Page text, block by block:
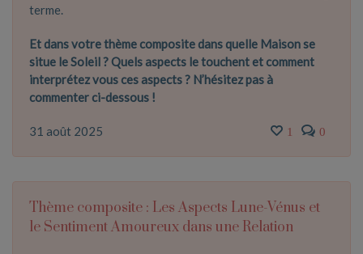
terme.
Et dans votre thème composite dans quelle Maison se
situe le Soleil ? Quels aspects le touchent et comment
interprétez vous ces aspects ? N’hésitez pas à
commenter ci-dessous !
31 août 2025 1 0
Thème composite : Les Aspects Lune-Vénus et
le Sentiment Amoureux dans une Relation